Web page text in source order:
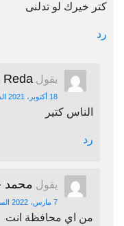
كتر خيرك لو تدلنى
رد
يقول Reda
18 أكتوبر، 2021 الساعة 8:56 ص
الناس كتير
رد
يقول محمد
7 مارس، 2022 الساعة 7:26 م
من اي محافظة انت